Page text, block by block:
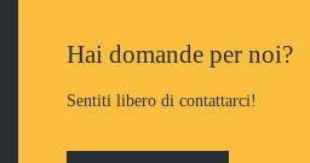
Hai domande per noi?
Sentiti libero di contattarci!